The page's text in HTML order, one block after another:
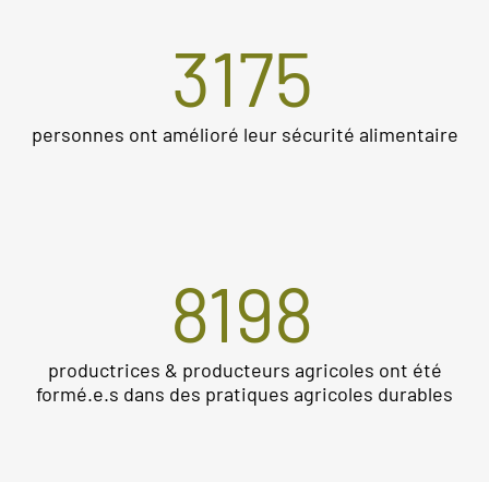
3175
personnes ont amélioré leur sécurité alimentaire
8198
productrices & producteurs agricoles ont été
formé.e.s dans des pratiques agricoles durables